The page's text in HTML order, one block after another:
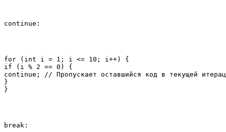
continue :
for (int i = 1; i <= 10; i++) {
if (i % 2 == 0) {
continue; // Пропускает оставшийся код в текущей
}
break :